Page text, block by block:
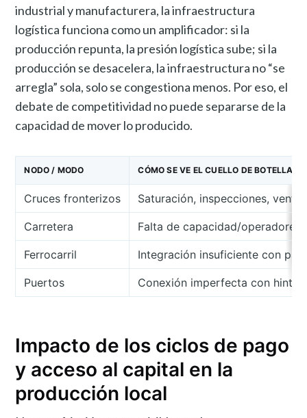
industrial y manufacturera, la infraestructura
logística funciona como un amplificador: si la
producción repunta, la presión logística sube; si la
producción se desacelera, la infraestructura no “se
arregla” sola, solo se congestiona menos. Por eso, el
debate de competitividad no puede separarse de la
capacidad de mover lo producido.
NODO / MODO CÓMO SE VE EL CUELLO DE BOTELLA
Cruces fronterizos Saturación, inspecciones,
Carretera Falta de capacidad/
Ferrocarril Integración insuficiente con
Puertos Conexión imperfecta con
Impacto de los ciclos de pago
y acceso al capital en la
producción local